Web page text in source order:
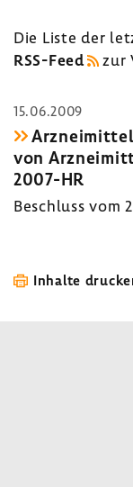
Die Liste der
RSS-​Feed
zur
15.06.2009
von
2007-HR
Beschluss vom
Inhalte